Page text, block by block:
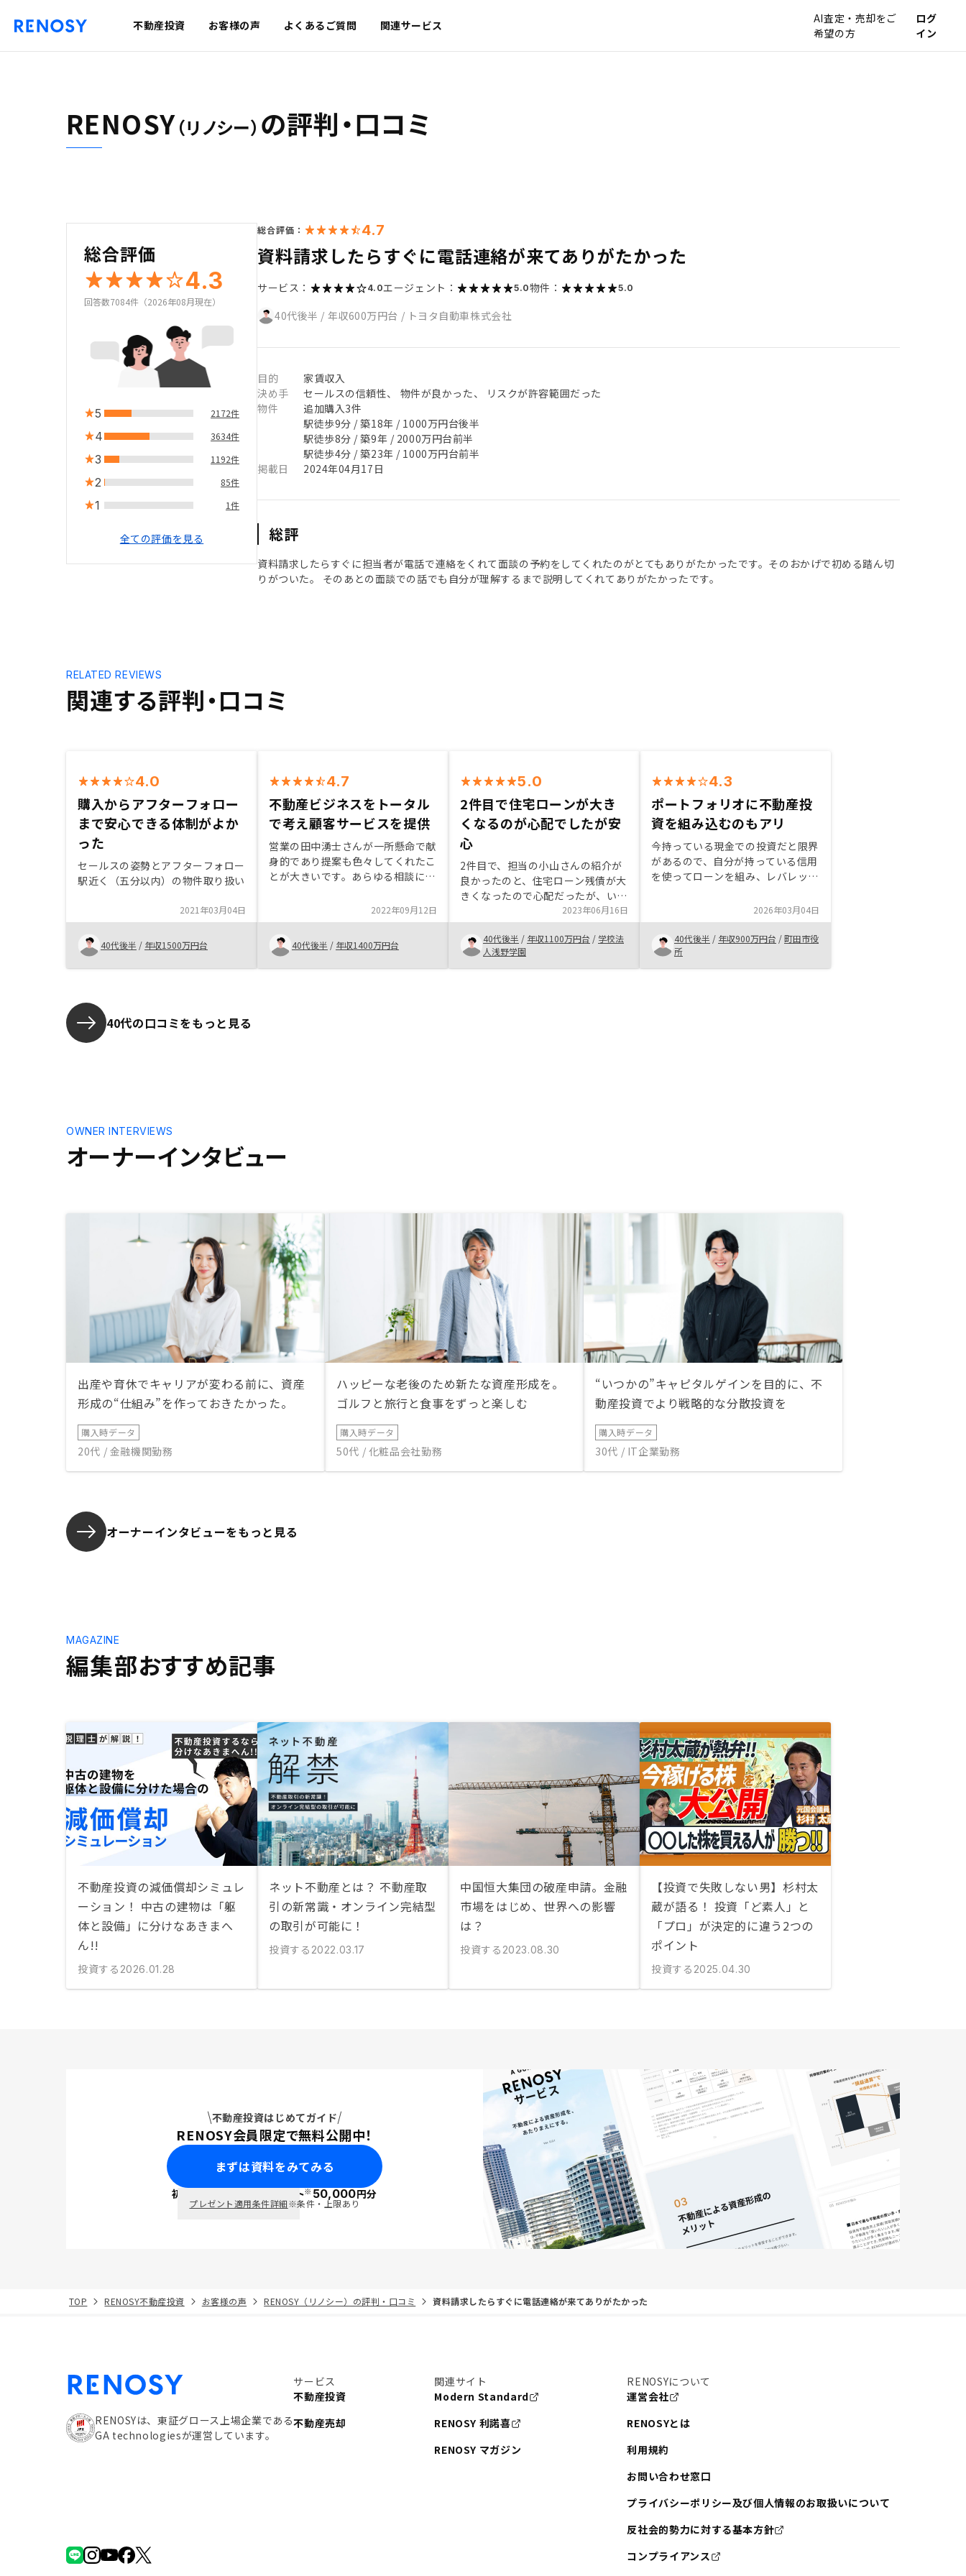
不動産投資 お客様の声 よくあるご質問 関連サービス
AI査定・売却をご
希望の方
ログ
イン
RENOSY（リノシー） の評判・口コミ
総合評価
4.3
回答数7084件（2026年08月現在）
5 2172件
4 3634件
3 1192件
2 85件
1 1件
全ての評価を見る
総合評価： 4.7
資料請求したらすぐに電話連絡が来てありがたかった
サービス： 4.0エージェント： 5.0物件： 5.0
40代後半 / 年収600万円台 / トヨタ自動車株式会社
目的
家賃収入
決め手
セールスの信頼性、 物件が良かった、 リスクが許容範囲だった
物件
追加購入3件
駅徒歩9分 / 築18年 / 1000万円台後半
駅徒歩8分 / 築9年 / 2000万円台前半
駅徒歩4分 / 築23年 / 1000万円台前半
掲載日
2024年04月17日
総評
資料請求したらすぐに担当者が電話で連絡をくれて面談の予約をしてくれたのがとてもありがたかったです。そのおかげで初める踏ん切
りがついた。 そのあとの面談での話でも自分が理解するまで説明してくれてありがたかったです。
関連する評判・口コミ
RELATED REVIEWS
4.0
購入からアフターフォロー
まで安心できる体制がよか
った
セールスの姿勢とアフターフォロー
駅近く（五分以内）の物件取り扱い
2021年03月04日
40代後半 / 年収1500万円台
4.7
不動産ビジネスをトータル
で考え顧客サービスを提供
営業の田中湧士さんが一所懸命で献
身的であり提案も色々してくれたこ
とが大きいです。あらゆる相談に必
じました。また、素人には難しいデ
ジタルを活用して科学的に不動産ビ
ジネスにアプローチされており、わ
かりやすさを一つの売りとされてい
るのは新鮮でした。アフターメンテ
2022年09月12日
40代後半 / 年収1400万円台
5.0
2件目で住宅ローンが大き
くなるのが心配でしたが安
心
2件目で、担当の小山さんの紹介が
良かったのと、住宅ローン残債が大
きくなったので心配だったが、いい
地方の物件があったから。いままで
地方の物件にはあまり関心がありま
せんでしたが、同じ管理会社だと安
心だと思ったから。入居者がどれく
らいの期間で入れ替わるのかが物件
2023年06月16日
40代後半 / 年収1100万円台 / 学校法
人浅野学園
4.3
ポートフォリオに不動産投
資を組み込むのもアリ
今持っている現金での投資だと限界
があるので、自分が持っている信用
を使ってローンを組み、レバレッジ
からです。不動産投資は、現金や投
資信託等の資産形成のリスク分散に
つながるとも考えました。色々な還
元キャンペーンや広告展開を行って
いますが、その原資はどこから来て
2026年03月04日
40代後半 / 年収900万円台 /町田市役
所
40代の口コミをもっと見る
オーナーインタビュー
OWNER INTERVIEWS
出産や育休でキャリアが変わる前に、資産
形成の“仕組み”を作っておきたかった。
購入時データ
20代 / 金融機関勤務
ハッピーな老後のため新たな資産形成を。
ゴルフと旅行と食事をずっと楽しむ
購入時データ
50代 / 化粧品会社勤務
“いつかの”キャピタルゲインを目的に、不
動産投資でより戦略的な分散投資を
購入時データ
30代 / IT企業勤務
オーナーインタビューをもっと見る
編集部おすすめ記事
MAGAZINE
不動産投資の減価償却シミュレ
ーション！ 中古の建物は「躯
体と設備」に分けなあきまへ
ん!!
投資する 2026.01.28
ネット不動産とは？ 不動産取
引の新常識・オンライン完結型
の取引が可能に！
投資する 2022.03.17
中国恒大集団の破産申請。金融
市場をはじめ、世界への影響
は？
投資する 2023.08.30
【投資で失敗しない男】杉村太
蔵が語る！ 投資「ど素人」と
「プロ」が決定的に違う2つの
ポイント
投資する 2025.04.30
不動産投資はじめてガイド
RENOSY会員限定で無料公開中！
まずは資料をみてみる
初回面談で ポイント※50,000円分
プレゼント適用条件詳細※条件・上限あり
TOP RENOSY不動産投資 お客様の声 RENOSY（リノシー）の評判・口コミ 資料請求したらすぐに電話連絡が来てありがたかった
RENOSYは、東証グロース上場企業である
GA technologiesが運営しています。
サービス
不動産投資
不動産売却
関連サイト
Modern Standard
RENOSY 利諾喜
RENOSY マガジン
RENOSYについて
運営会社
RENOSYとは
利用規約
お問い合わせ窓口
プライバシーポリシー及び個人情報のお取扱いについて
反社会的勢力に対する基本方針
コンプライアンス